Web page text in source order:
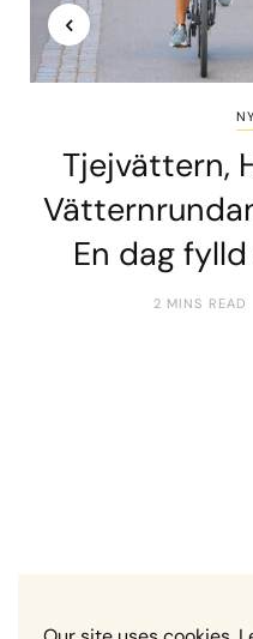
Tjejvättern,
En dag
2 MINS READ